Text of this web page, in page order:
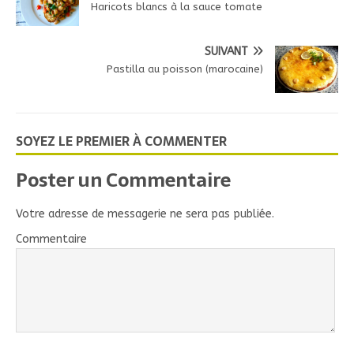
Haricots blancs à la sauce tomate
SUIVANT
Pastilla au poisson (marocaine)
SOYEZ LE PREMIER À COMMENTER
Poster un Commentaire
Votre adresse de messagerie ne sera pas publiée.
Commentaire